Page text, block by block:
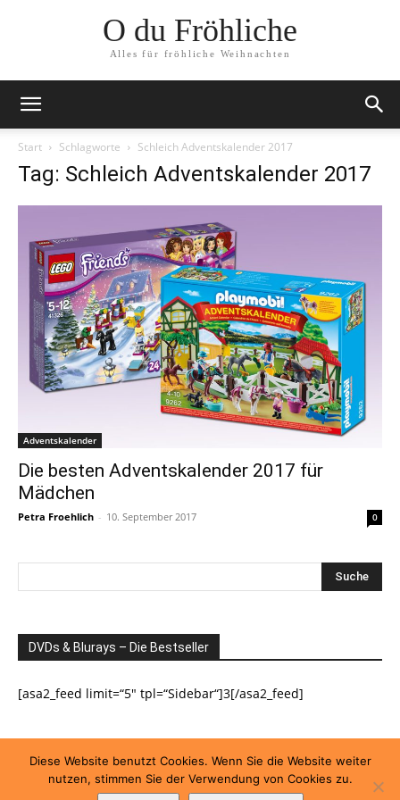
O du Fröhliche
Alles für fröhliche Weihnachten
Start Schlagworte Schleich Adventskalender 2017
Tag: Schleich Adventskalender 2017
Adventskalender
Die besten Adventskalender 2017 für
Mädchen
Petra Froehlich - 10. September 2017 0
DVDs & Blurays – Die Bestseller
[asa2_feed limit=“5″ tpl=“Sidebar“]3[/asa2_feed]
Impressum Datenschutzerklärung
Diese Website benutzt Cookies. Wenn Sie die Website weiter
nutzen, stimmen Sie der Verwendung von Cookies zu.